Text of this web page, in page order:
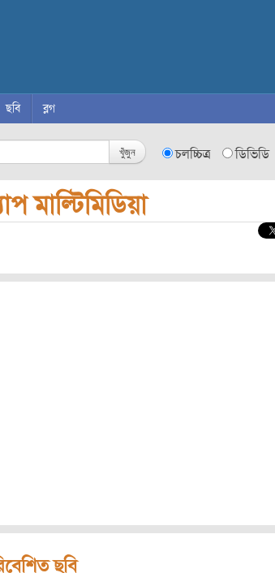
ছবি ব্লগ
খুঁজুন চলচ্চিত্র ডিভিডি
মাল্টিমিডিয়া
ছবি